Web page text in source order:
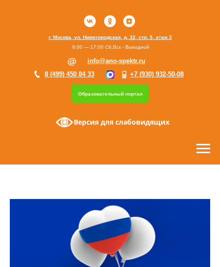
Образовательный портал
г. Москва, ул. Нижегородская, д. 32, стр. 5, этаж 3
+7 (930) 932-50-08
8 (499) 450 84 33
info@ano-spektr.ru
9:00 — 17:00 Сб,Вск - Выходной
Версия для слабовидящих